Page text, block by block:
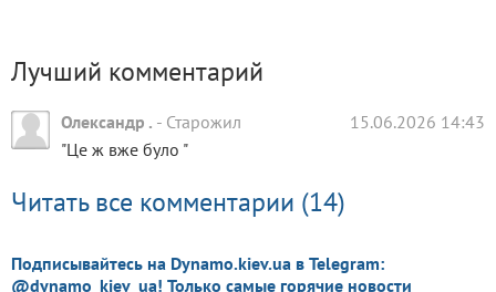
Лучший комментарий
Олександр . - Старожил
15.06.2026 14:43
"Це ж вже було "
Читать все комментарии (14)
Подписывайтесь на Dynamo.kiev.ua в Telegram:
@dynamo_kiev_ua! Только самые горячие новости